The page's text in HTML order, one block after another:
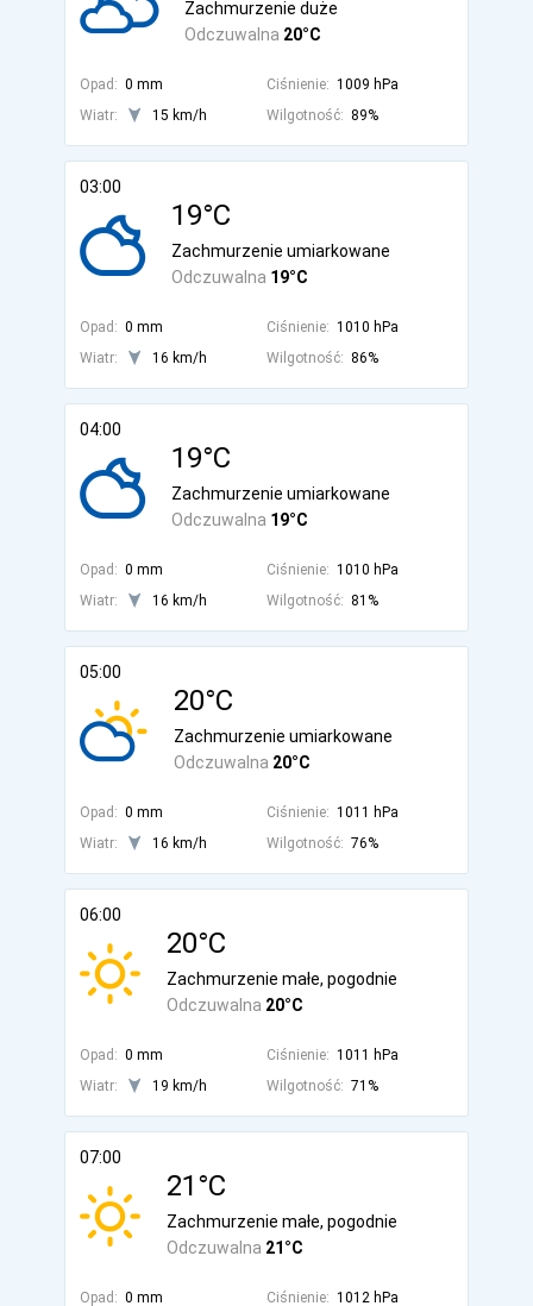
Odczuwalna 20°C
Zachmurzenie duże
Opad: 0 mm Ciśnienie: 1009 hPa
Wiatr:
15 km/h Wilgotność: 89%
03:00
19°C
Odczuwalna 19°C
Zachmurzenie umiarkowane
Opad: 0 mm Ciśnienie: 1010 hPa
Wiatr:
16 km/h Wilgotność: 86%
04:00
19°C
Odczuwalna 19°C
Zachmurzenie umiarkowane
Opad: 0 mm Ciśnienie: 1010 hPa
Wiatr:
16 km/h Wilgotność: 81%
05:00
20°C
Odczuwalna 20°C
Zachmurzenie umiarkowane
Opad: 0 mm Ciśnienie: 1011 hPa
Wiatr:
16 km/h Wilgotność: 76%
06:00
20°C
Odczuwalna 20°C
Zachmurzenie małe, pogodnie
Opad: 0 mm Ciśnienie: 1011 hPa
Wiatr:
19 km/h Wilgotność: 71%
07:00
21°C
Odczuwalna 21°C
Zachmurzenie małe, pogodnie
Opad: 0 mm Ciśnienie: 1012 hPa